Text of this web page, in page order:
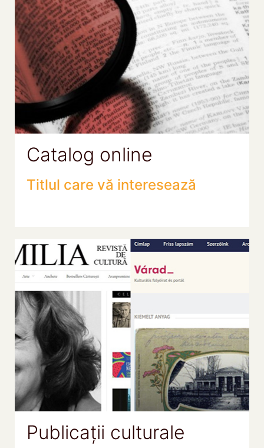
Catalog online
Titlul care vă interesează
Publicații culturale